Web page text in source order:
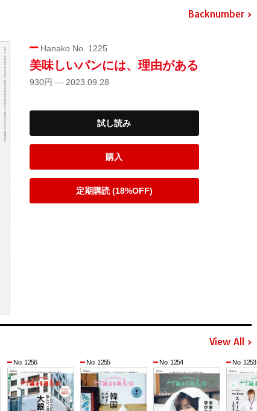
Backnumber
Hanako No. 1225
美味しいパンには、理由がある
930円 — 2023.09.28
試し読み
購入
定期購読 (18%OFF)
View All
No. 1256 No. 1255 No. 1254 No. 1253